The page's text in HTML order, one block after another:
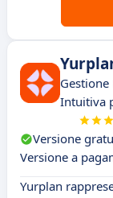
Gestione
Intuitiva
Versione
Versione a
Yurplan